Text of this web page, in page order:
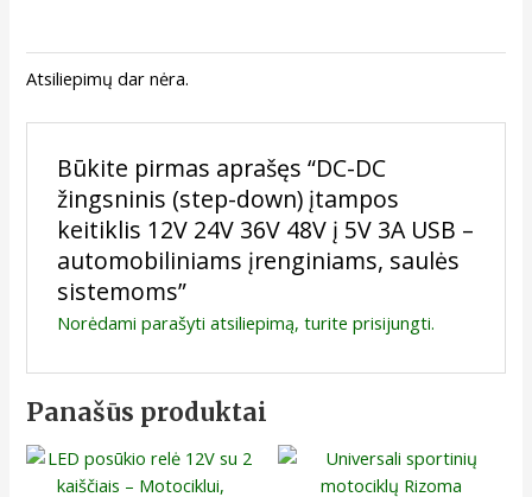
Atsiliepimų dar nėra.
Būkite pirmas aprašęs “DC-DC
žingsninis (step-down) įtampos
keitiklis 12V 24V 36V 48V į 5V 3A USB –
automobiliniams įrenginiams, saulės
sistemoms”
Norėdami parašyti atsiliepimą, turite prisijungti.
Panašūs produktai